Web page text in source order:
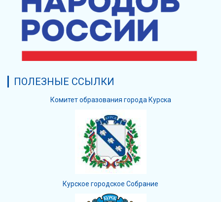
ПОЛЕЗНЫЕ ССЫЛКИ
Комитет образования города Курска
Курское городское Собрание